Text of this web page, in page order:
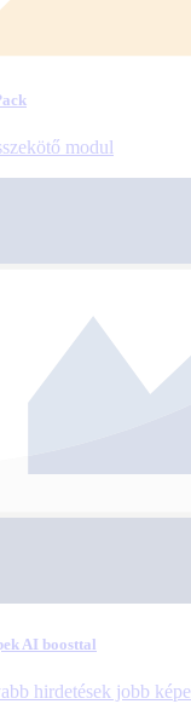
modul
AI boosttal
hirdetések jobb